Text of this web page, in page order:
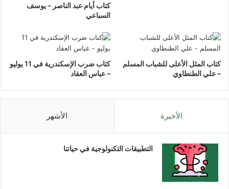
كتاب أيام عبد الناصر – يوسف
السباعي
كتاب المثل الأعلى للشباب المسلم
– علي الطنطاوي
كتاب ضرب الإسكندرية في 11 يوليو
– عباس العقاد
الأخيرة الأشهر
التطبيقات التكنولوجية في حياتنا